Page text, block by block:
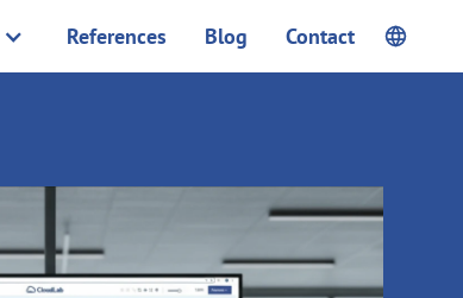
References Blog Contact